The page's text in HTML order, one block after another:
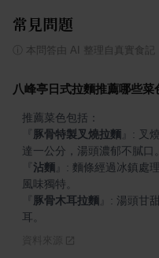
常見問題
本問答由 AI 整理自真實食記
八峰亭日式拉麵推薦哪些菜
豚骨特製叉燒拉麵
: 叉
沾麵
: 麵條經過冰鎮處
豚骨木耳拉麵
: 湯頭甘
耳。